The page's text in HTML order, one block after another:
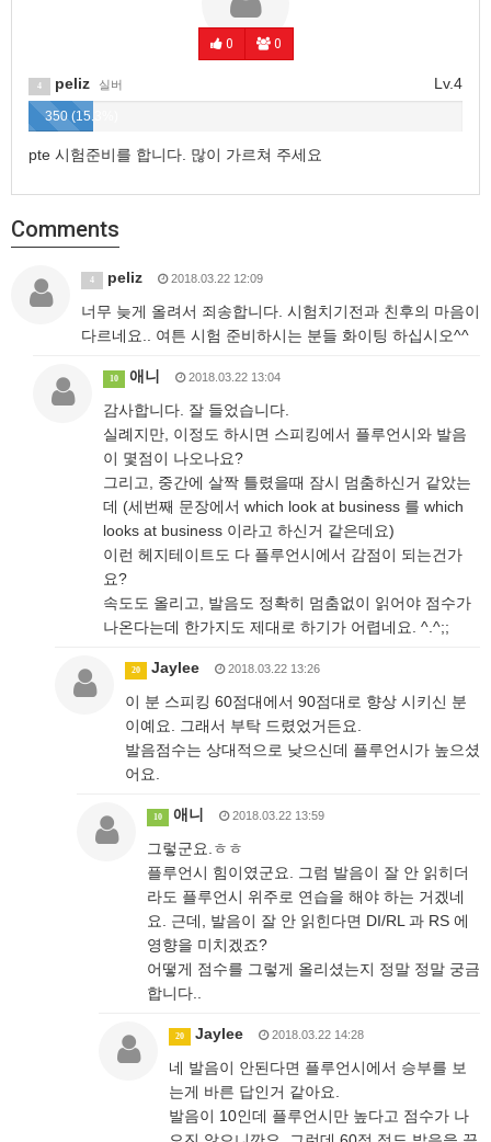
0 0
Lv.4
4 peliz 실버
350 (15.3%)
pte 시험준비를 합니다. 많이 가르쳐 주세요
Comments
4 peliz 2018.03.22 12:09
너무 늦게 올려서 죄송합니다. 시험치기전과 친후의 마음이
다르네요.. 여튼 시험 준비하시는 분들 화이팅 하십시오^^
10 애니 2018.03.22 13:04
감사합니다. 잘 들었습니다.
실례지만, 이정도 하시면 스피킹에서 플루언시와 발음
이 몇점이 나오나요?
그리고, 중간에 살짝 틀렸을때 잠시 멈춤하신거 같았는
데 (세번째 문장에서 which look at business 를 which
looks at business 이라고 하신거 같은데요)
이런 헤지테이트도 다 플루언시에서 감점이 되는건가
요?
속도도 올리고, 발음도 정확히 멈춤없이 읽어야 점수가
나온다는데 한가지도 제대로 하기가 어렵네요. ^.^;;
20 Jaylee 2018.03.22 13:26
이 분 스피킹 60점대에서 90점대로 향상 시키신 분
이예요. 그래서 부탁 드렸었거든요.
발음점수는 상대적으로 낮으신데 플루언시가 높으셨
어요.
10 애니 2018.03.22 13:59
그렇군요.ㅎㅎ
플루언시 힘이였군요. 그럼 발음이 잘 안 읽히더
라도 플루언시 위주로 연습을 해야 하는 거겠네
요. 근데, 발음이 잘 안 읽힌다면 DI/RL 과 RS 에
영향을 미치겠죠?
어떻게 점수를 그렇게 올리셨는지 정말 정말 궁금
합니다..
20 Jaylee 2018.03.22 14:28
네 발음이 안된다면 플루언시에서 승부를 보
는게 바른 답인거 같아요.
발음이 10인데 플루언시만 높다고 점수가 나